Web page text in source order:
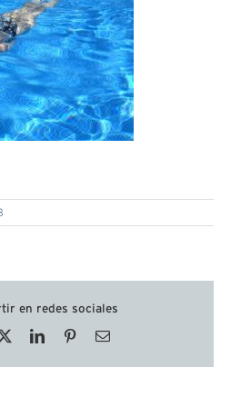
en redes sociales
LinkedInPinterestCorreo